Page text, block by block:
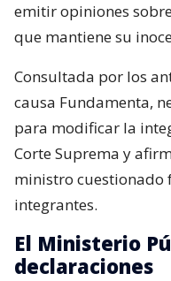
emitir opiniones
que mantiene su
Consultada por los
causa Fundamenta,
para modificar la
Corte Suprema y
ministro cuestionado
integrantes.
El Ministerio
declaraciones